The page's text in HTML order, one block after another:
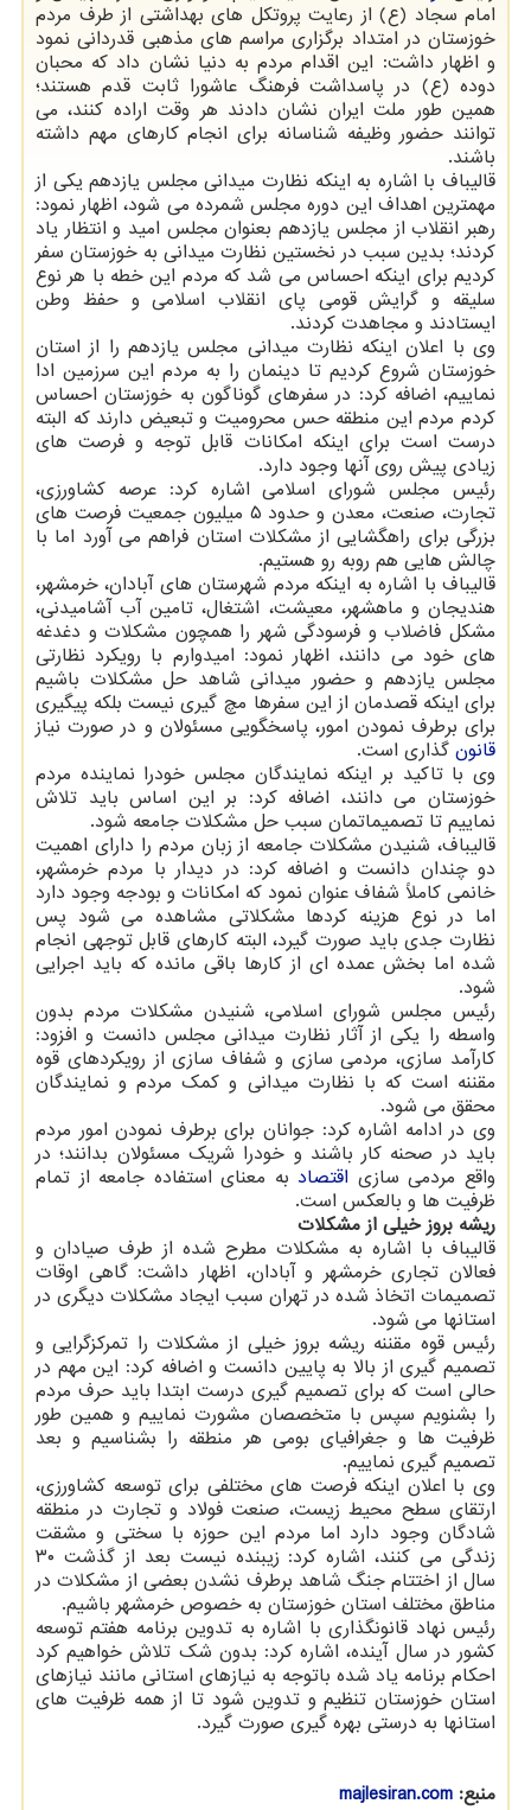
امام سجاد (ع) از رعایت پروتکل های بهداشتی از طرف مردم
خوزستان در امتداد برگزاری مراسم های مذهبی قدردانی نمود
و اظهار داشت: این اقدام مردم به دنیا نشان داد که محبان
دوده (ع) در پاسداشت فرهنگ عاشورا ثابت قدم هستند؛
همین طور ملت ایران نشان دادند هر وقت اراده کنند، می
توانند حضور وظیفه شناسانه برای انجام کارهای مهم داشته
باشند.
قالیباف با اشاره به اینکه نظارت میدانی مجلس یازدهم یکی از
مهمترین اهداف این دوره مجلس شمرده می شود، اظهار نمود:
رهبر انقلاب از مجلس یازدهم بعنوان مجلس امید و انتظار یاد
کردند؛ بدین سبب در نخستین نظارت میدانی به خوزستان سفر
کردیم برای اینکه احساس می شد که مردم این خطه با هر نوع
سلیقه و گرایش قومی پای انقلاب اسلامی و حفظ وطن
ایستادند و مجاهدت کردند.
وی با اعلان اینکه نظارت میدانی مجلس یازدهم را از استان
خوزستان شروع کردیم تا دینمان را به مردم این سرزمین ادا
نماییم، اضافه کرد: در سفرهای گوناگون به خوزستان احساس
کردم مردم این منطقه حس محرومیت و تبعیض دارند که البته
درست است برای اینکه امکانات قابل توجه و فرصت های
زیادی پیش روی آنها وجود دارد.
رئیس مجلس شورای اسلامی اشاره کرد: عرصه کشاورزی،
تجارت، صنعت، معدن و حدود ۵ میلیون جمعیت فرصت های
بزرگی برای راهگشایی از مشکلات استان فراهم می آورد اما با
چالش هایی هم روبه رو هستیم.
قالیباف با اشاره به اینکه مردم شهرستان های آبادان، خرمشهر،
هندیجان و ماهشهر، معیشت، اشتغال، تامین آب آشامیدنی،
مشکل فاضلاب و فرسودگی شهر را همچون مشکلات و دغدغه
های خود می دانند، اظهار نمود: امیدوارم با رویکرد نظارتی
مجلس یازدهم و حضور میدانی شاهد حل مشکلات باشیم
برای اینکه قصدمان از این سفرها مچ گیری نیست بلکه پیگیری
برای برطرف نمودن امور، پاسخگویی مسئولان و در صورت نیاز
قانون گذاری است.
وی با تاکید بر اینکه نمایندگان مجلس خودرا نماینده مردم
خوزستان می دانند، اضافه کرد: بر این اساس باید تلاش
نماییم تا تصمیماتمان سبب حل مشکلات جامعه شود.
قالیباف، شنیدن مشکلات جامعه از زبان مردم را دارای اهمیت
دو چندان دانست و اضافه کرد: در دیدار با مردم خرمشهر،
خانمی کاملاً شفاف عنوان نمود که امکانات و بودجه وجود دارد
اما در نوع هزینه کردها مشکلاتی مشاهده می شود پس
نظارت جدی باید صورت گیرد، البته کارهای قابل توجهی انجام
شده اما بخش عمده ای از کارها باقی مانده که باید اجرایی
شود.
رئیس مجلس شورای اسلامی، شنیدن مشکلات مردم بدون
واسطه را یکی از آثار نظارت میدانی مجلس دانست و افزود:
کارآمد سازی، مردمی سازی و شفاف سازی از رویکردهای قوه
مقننه است که با نظارت میدانی و کمک مردم و نمایندگان
محقق می شود.
وی در ادامه اشاره کرد: جوانان برای برطرف نمودن امور مردم
باید در صحنه کار باشند و خودرا شریک مسئولان بدانند؛ در
واقع مردمی سازی اقتصاد به معنای استفاده جامعه از تمام
ظرفیت ها و بالعکس است.
ریشه بروز خیلی از مشکلات
قالیباف با اشاره به مشکلات مطرح شده از طرف صیادان و
فعالان تجاری خرمشهر و آبادان، اظهار داشت: گاهی اوقات
تصمیمات اتخاذ شده در تهران سبب ایجاد مشکلات دیگری در
استانها می شود.
رئیس قوه مقننه ریشه بروز خیلی از مشکلات را تمرکزگرایی و
تصمیم گیری از بالا به پایین دانست و اضافه کرد: این مهم در
حالی است که برای تصمیم گیری درست ابتدا باید حرف مردم
را بشنویم سپس با متخصصان مشورت نماییم و همین طور
ظرفیت ها و جغرافیای بومی هر منطقه را بشناسیم و بعد
تصمیم گیری نماییم.
وی با اعلان اینکه فرصت های مختلفی برای توسعه کشاورزی،
ارتقای سطح محیط زیست، صنعت فولاد و تجارت در منطقه
شادگان وجود دارد اما مردم این حوزه با سختی و مشقت
زندگی می کنند، اشاره کرد: زیبنده نیست بعد از گذشت ۳۰
سال از اختتام جنگ شاهد برطرف نشدن بعضی از مشکلات در
مناطق مختلف استان خوزستان به خصوص خرمشهر باشیم.
رئیس نهاد قانونگذاری با اشاره به تدوین برنامه هفتم توسعه
کشور در سال آینده، اشاره کرد: بدون شک تلاش خواهیم کرد
احکام برنامه یاد شده باتوجه به نیازهای استانی مانند نیازهای
استان خوزستان تنظیم و تدوین شود تا از همه ظرفیت های
استانها به درستی بهره گیری صورت گیرد.
منبع: majlesiran.com